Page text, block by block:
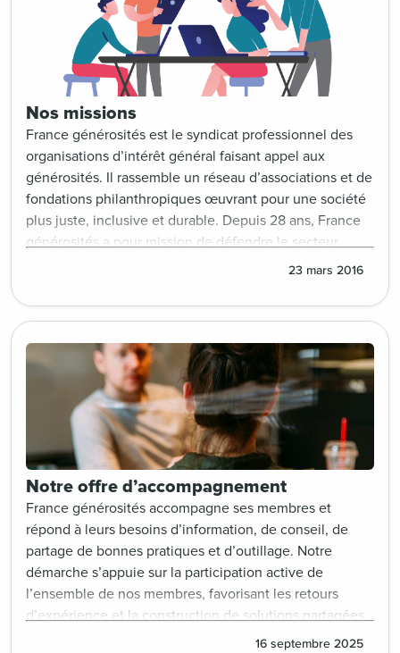
Nos missions
France générosités est le syndicat professionnel des
organisations d’intérêt général faisant appel aux
générosités. Il rassemble un réseau d’associations et de
fondations philanthropiques œuvrant pour une société
plus juste, inclusive et durable. Depuis 28 ans, France
générosités a pour mission de défendre le secteur
auprès des pouvoirs publics, d’accompagner ses23 mars 2016
Notre offre d’accompagnement
France générosités accompagne ses membres et
répond à leurs besoins d’information, de conseil, de
partage de bonnes pratiques et d’outillage. Notre
démarche s’appuie sur la participation active de
l’ensemble de nos membres, favorisant les retours
d’expérience et la construction de solutions partagées.
16 septembre 2025